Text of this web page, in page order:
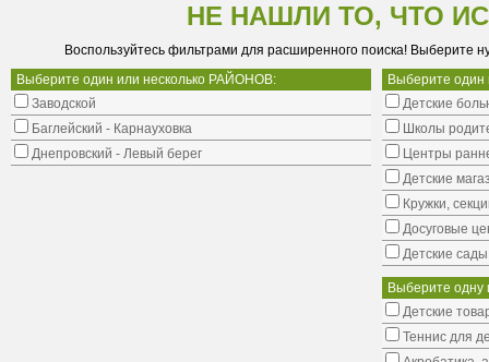
НЕ НАШЛИ ТО, ЧТО
Воспользуйтесь фильтрами для расширенного поиска! Выберите
Выберите один или несколько РАЙОНОВ:
Заводской
Баглейский - Карнауховка
Днепровский - Левый берег
Выберите
Детские
Школы
Центры
Детские
Кружки,
Досуговые
Детские сады
Выберите одну
Детские
Теннис для